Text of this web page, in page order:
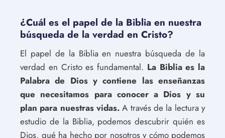
¿Cuál es el papel de la Biblia en nuestra
búsqueda de la verdad en Cristo?
El papel de la Biblia en nuestra búsqueda de la
verdad en Cristo es fundamental. La Biblia es la
Palabra de Dios y contiene las enseñanzas
que necesitamos para conocer a Dios y su
plan para nuestras vidas. A través de la lectura y
estudio de la Biblia, podemos descubrir quién es
Dios, qué ha hecho por nosotros y cómo podemos